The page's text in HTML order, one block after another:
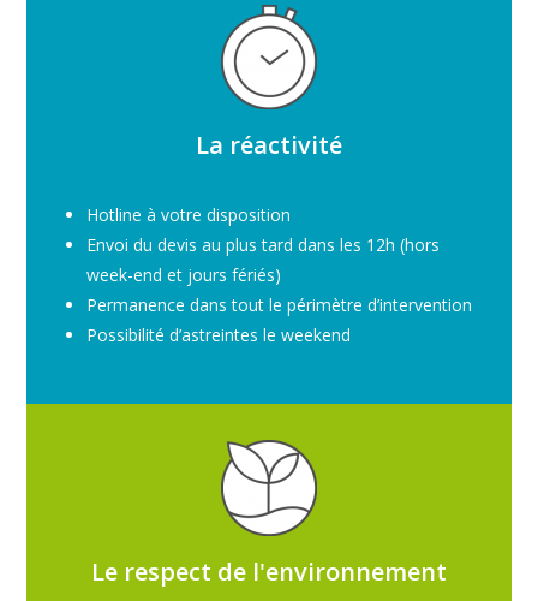
La réactivité
Hotline à votre disposition
Envoi du devis au plus tard dans les 12h (hors
week-end et jours fériés)
Permanence dans tout le périmètre d’intervention
Possibilité d’astreintes le weekend
Le respect de l'environnement